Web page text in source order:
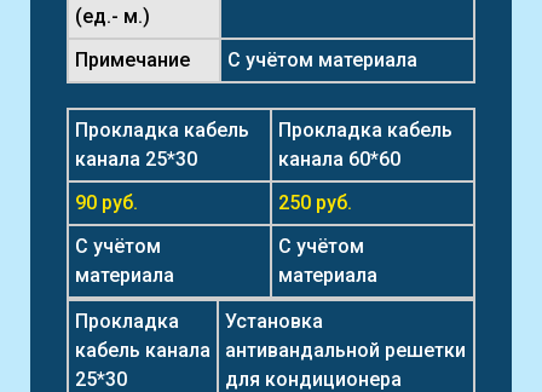
(ед.- м.)
Примечание С учётом материала
Прокладка кабель
канала 25*30
Прокладка кабель
канала 60*60
90 руб.
250 руб.
С учётом
материала
С учётом
материала
Прокладка
кабель канала
25*30
Установка
антивандальной решетки
для кондиционера